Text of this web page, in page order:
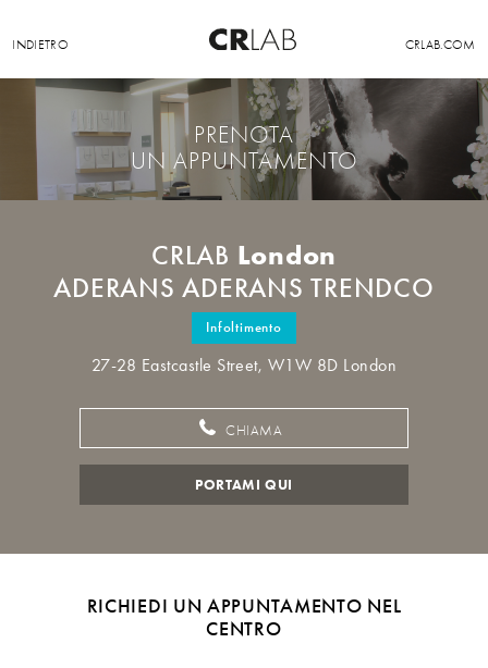
INDIETRO CRLAB.COM
PRENOTA
UN APPUNTAMENTO
CRLAB London
ADERANS ADERANS TRENDCO
Infoltimento
27-28 Eastcastle Street, W1W 8D London
CHIAMA
PORTAMI QUI
RICHIEDI UN APPUNTAMENTO NEL
CENTRO